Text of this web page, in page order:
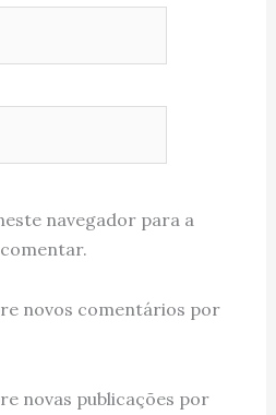
navegador para a
novos comentários por
novas publicações por